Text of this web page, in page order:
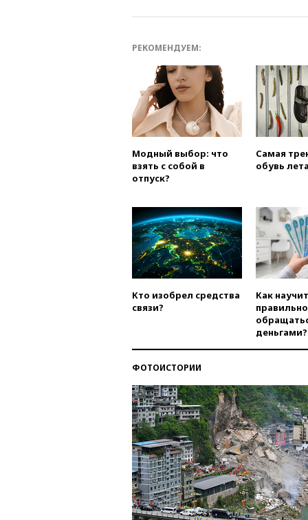
РЕКОМЕНДУЕМ:
Модный выбор: что
взять с собой в
отпуск?
Самая
обувь
Кто изобрел средства
связи?
Как
правильно
деньгами?
ФОТОИСТОРИИ